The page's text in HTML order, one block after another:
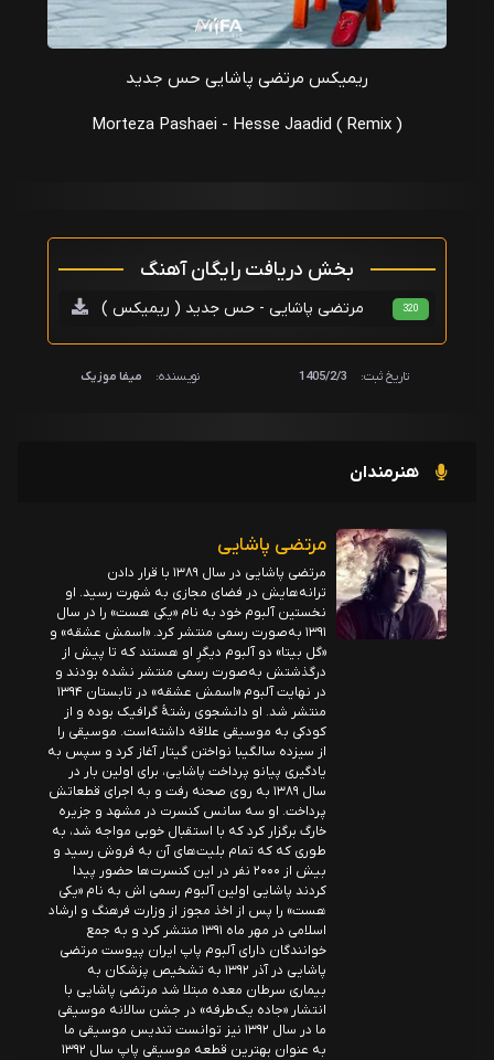
ریمیکس مرتضی پاشایی حس جدید
Morteza Pashaei - Hesse Jaadid ( Remix )
بخش دریافت رایگان آهنگ
مرتضی پاشایی - حس جدید ( ریمیکس ) 320
تاریخ ثبت: 1405/2/3 نویسنده: میفا موزیک
هنرمندان
مرتضی پاشایی
مرتضی پاشایی در سال ۱۳۸۹ با قرار دادن
ترانه‌هایش در فضای مجازی به شهرت رسید. او
نخستین آلبوم خود به نام «یکی هست» را در سال
۱۳۹۱ به‌صورت رسمی منتشر کرد. «اسمش عشقه» و
«گل بیتا» دو آلبوم دیگرِ او هستند که تا پیش از
درگذشتش به‌صورت رسمی منتشر نشده بودند و
در نهایت آلبوم «اسمش عشقه» در تابستان ۱۳۹۴
منتشر شد. او دانشجوی رشتهٔ گرافیک بوده و از
کودکی به موسیقی علاقه داشته‌است. موسیقی را
از سیزده سالگیبا نواختن گیتار آغاز کرد و سپس به
یادگیری پیانو پرداخت پاشایی، برای اولین بار در
سال ۱۳۸۹ به روی صحنه رفت و به اجرای قطعاتش
پرداخت. او سه سانس کنسرت در مشهد و جزیره
خارگ برگزار کرد که با استقبال خوبی مواجه شد، به
طوری که که تمام بلیت‌های آن به فروش رسید و
بیش از ۲۰۰۰ نفر در این کنسرت‌ها حضور پیدا
کردند پاشایی اولین آلبوم رسمی اش به نام «یکی
هست» را پس از اخذ مجوز از وزارت فرهنگ و ارشاد
اسلامی در مهر ماه ۱۳۹۱ منتشر کرد و به جمع
خوانندگان دارای آلبوم پاپ ایران پیوست مرتضی
پاشایی در آذر ۱۳۹۲ به تشخیص پزشکان به
بیماری سرطان معده مبتلا شد مرتضی پاشایی با
انتشار «جاده یک‌طرفه» در جشن سالانه موسیقی
ما در سال ۱۳۹۲ نیز توانست تندیس موسیقی ما
به عنوان بهترین قطعه موسیقی پاپ سال ۱۳۹۲